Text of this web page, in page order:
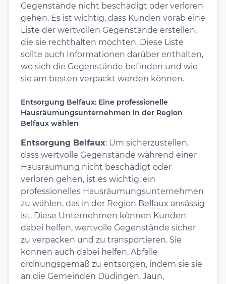
Gegenstände nicht beschädigt oder verloren
gehen. Es ist wichtig, dass Kunden vorab eine
Liste der wertvollen Gegenstände erstellen,
die sie rechthalten möchten. Diese Liste
sollte auch Informationen darüber enthalten,
wo sich die Gegenstände befinden und wie
sie am besten verpackt werden können.
Entsorgung Belfaux: Eine professionelle
Hausräumungsunternehmen in der Region
Belfaux wählen
Entsorgung Belfaux: Um sicherzustellen,
dass wertvolle Gegenstände während einer
Hausräumung nicht beschädigt oder
verloren gehen, ist es wichtig, ein
professionelles Hausräumungsunternehmen
zu wählen, das in der Region Belfaux ansässig
ist. Diese Unternehmen können Kunden
dabei helfen, wertvolle Gegenstände sicher
zu verpacken und zu transportieren. Sie
können auch dabei helfen, Abfälle
ordnungsgemäß zu entsorgen, indem sie sie
an die Gemeinden Düdingen, Jaun,